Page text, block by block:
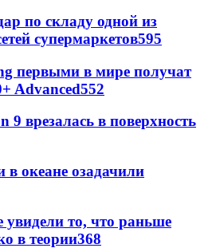
по складу одной из
супермаркетов595
первыми в мире получат
Advanced552
9 врезалась в поверхность
океане озадачили
то, что раньше
в теории368